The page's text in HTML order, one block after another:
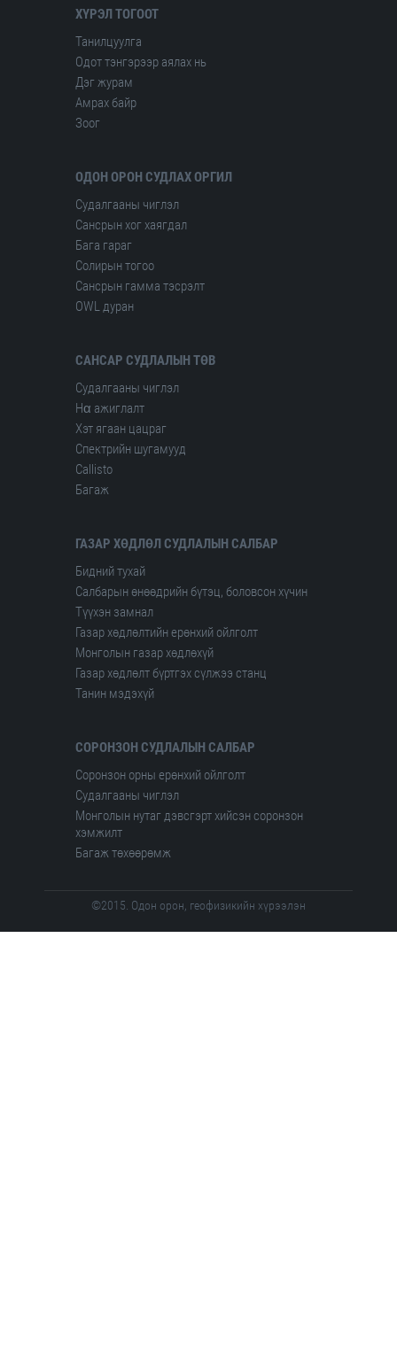
ХҮРЭЛ ТОГООТ
Танилцуулга
Одот тэнгэрээр аялах нь
Дэг журам
Амрах байр
Зоог
ОДОН ОРОН СУДЛАХ ОРГИЛ
Судалгааны чиглэл
Сансрын хог хаягдал
Бага гараг
Солирын тогоо
Сансрын гамма тэсрэлт
OWL дуран
САНСАР СУДЛАЛЫН ТӨВ
Судалгааны чиглэл
Hα ажиглалт
Хэт ягаан цацраг
Спектрийн шугамууд
Сallisto
Багаж
ГАЗАР ХӨДЛӨЛ СУДЛАЛЫН САЛБАР
Бидний тухай
Салбарын өнөөдрийн бүтэц, боловсон хүчин
Түүхэн замнал
Газар хөдлөлтийн ерөнхий ойлголт
Монголын газар хөдлөхүй
Газар хөдлөлт бүртгэх сүлжээ станц
Танин мэдэхүй
СОРОНЗОН СУДЛАЛЫН САЛБАР
Соронзон орны ерөнхий ойлголт
Судалгааны чиглэл
Монголын нутаг дэвсгэрт хийсэн соронзон
хэмжилт
Багаж төхөөрөмж
©2015. Одон орон, геофизикийн хүрээлэн